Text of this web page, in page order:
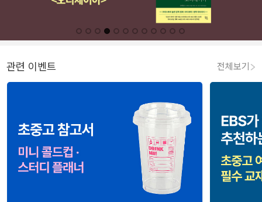
관련 이벤트 전체보기